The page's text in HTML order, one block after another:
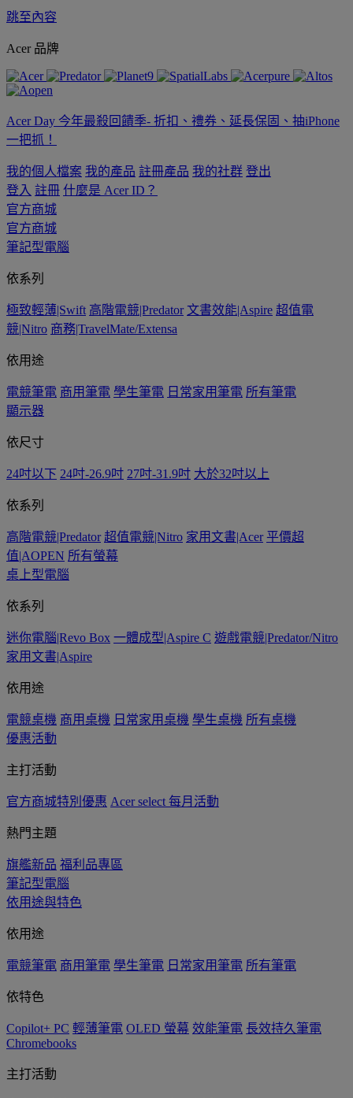
跳至內容
Acer 品牌
Acer Day 今年最殺回饋季- 折扣、禮券、延長保固、抽iPhone
一把抓！
我的個人檔案 我的產品 註冊產品 我的社群 登出
登入 註冊 什麼是 Acer ID？
官方商城
官方商城
筆記型電腦
依系列
極致輕薄|Swift 高階電競|Predator 文書效能|Aspire 超值電
競|Nitro 商務|TravelMate/Extensa
依用途
電競筆電 商用筆電 學生筆電 日常家用筆電 所有筆電
顯示器
依尺寸
24吋以下 24吋-26.9吋 27吋-31.9吋 大於32吋以上
依系列
高階電競|Predator 超值電競|Nitro 家用文書|Acer 平價超
值|AOPEN 所有螢幕
桌上型電腦
依系列
迷你電腦|Revo Box 一體成型|Aspire C 遊戲電競|Predator/Nitro
家用文書|Aspire
依用途
電競桌機 商用桌機 日常家用桌機 學生桌機 所有桌機
優惠活動
主打活動
官方商城特別優惠 Acer select 每月活動
熱門主題
旗艦新品 福利品專區
筆記型電腦
依用途與特色
依用途
電競筆電 商用筆電 學生筆電 日常家用筆電 所有筆電
依特色
Copilot+ PC 輕薄筆電 OLED 螢幕 效能筆電 長效持久筆電
Chromebooks
主打活動